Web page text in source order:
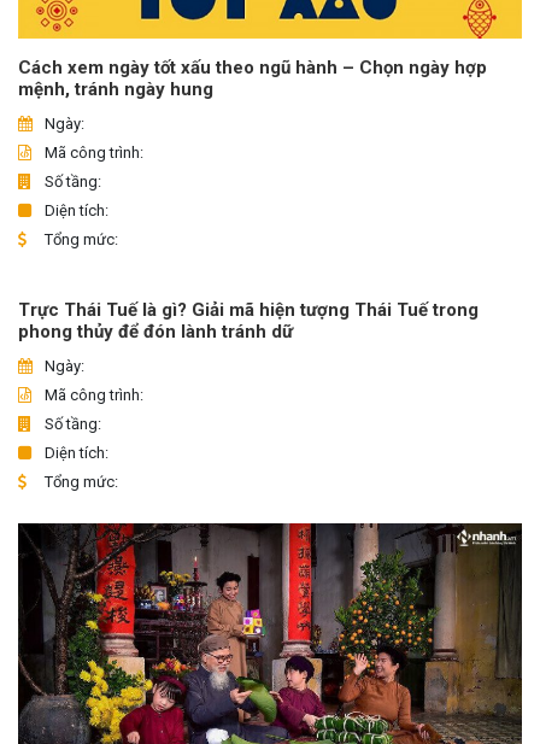
Cách xem ngày tốt xấu theo ngũ hành – Chọn ngày hợp
mệnh, tránh ngày hung
Ngày:
Mã công trình:
Số tầng:
Diện tích:
Tổng mức:
Trực Thái Tuế là gì? Giải mã hiện tượng Thái Tuế trong
phong thủy để đón lành tránh dữ
Ngày:
Mã công trình:
Số tầng:
Diện tích:
Tổng mức: